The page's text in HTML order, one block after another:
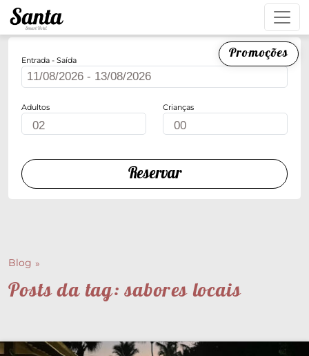
Promoções
Entrada - Saída
Adultos Crianças
Reservar
Blog
Posts da tag: sabores locais